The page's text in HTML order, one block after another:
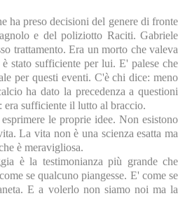
ha preso decisioni del genere di fronte
e del poliziotto Raciti. Gabriele
trattamento. Era un morto che valeva
stato sufficiente per lui. E' palese che
per questi eventi. C'è chi dice: meno
ha dato la precedenza a questioni
era sufficiente il lutto al braccio.
le proprie idee. Non esistono
La vita non è una scienza esatta ma
è meravigliosa.
è la testimonianza più grande che
se qualcuno piangesse. E' come se
E a volerlo non siamo noi ma la